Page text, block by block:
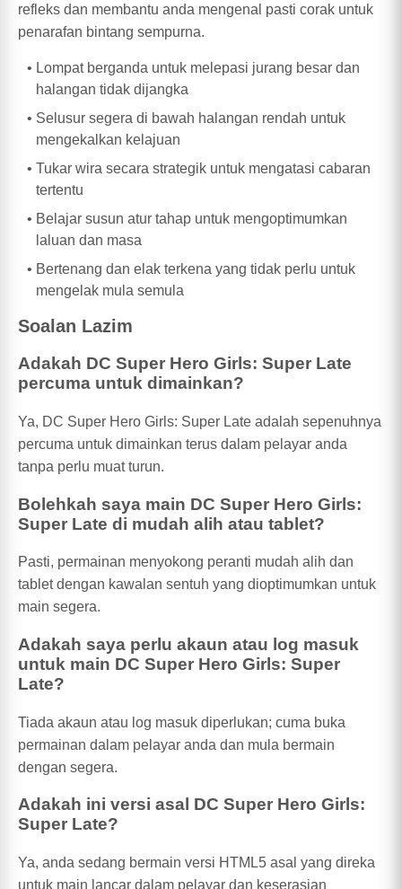
refleks dan membantu anda mengenal pasti corak untuk
penarafan bintang sempurna.
Lompat berganda untuk melepasi jurang besar dan
halangan tidak dijangka
Selusur segera di bawah halangan rendah untuk
mengekalkan kelajuan
Tukar wira secara strategik untuk mengatasi cabaran
tertentu
Belajar susun atur tahap untuk mengoptimumkan
laluan dan masa
Bertenang dan elak terkena yang tidak perlu untuk
mengelak mula semula
Soalan Lazim
Adakah DC Super Hero Girls: Super Late
percuma untuk dimainkan?
Ya, DC Super Hero Girls: Super Late adalah sepenuhnya
percuma untuk dimainkan terus dalam pelayar anda
tanpa perlu muat turun.
Bolehkah saya main DC Super Hero Girls:
Super Late di mudah alih atau tablet?
Pasti, permainan menyokong peranti mudah alih dan
tablet dengan kawalan sentuh yang dioptimumkan untuk
main segera.
Adakah saya perlu akaun atau log masuk
untuk main DC Super Hero Girls: Super
Late?
Tiada akaun atau log masuk diperlukan; cuma buka
permainan dalam pelayar anda dan mula bermain
dengan segera.
Adakah ini versi asal DC Super Hero Girls:
Super Late?
Ya, anda sedang bermain versi HTML5 asal yang direka
untuk main lancar dalam pelayar dan keserasian